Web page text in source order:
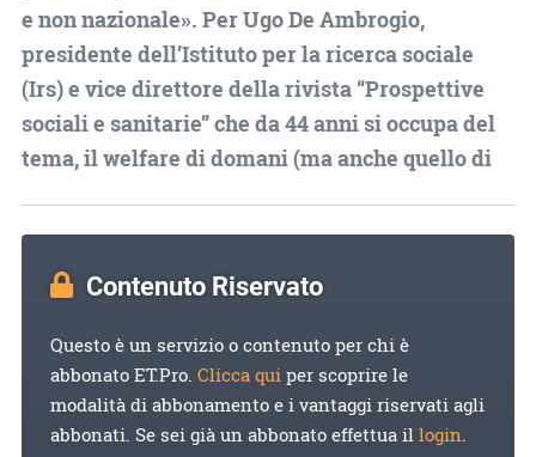
e non nazionale». Per Ugo De Ambrogio,
presidente dell’Istituto per la ricerca sociale
(Irs) e vice direttore della rivista “Prospettive
sociali e sanitarie” che da 44 anni si occupa del
tema, il welfare di domani (ma anche quello di
Contenuto Riservato
Questo è un servizio o contenuto per chi è
abbonato ET.Pro. Clicca quiper scoprire le
modalità di abbonamento e i vantaggi riservati agli
abbonati. Se sei già un abbonato effettua illogin.